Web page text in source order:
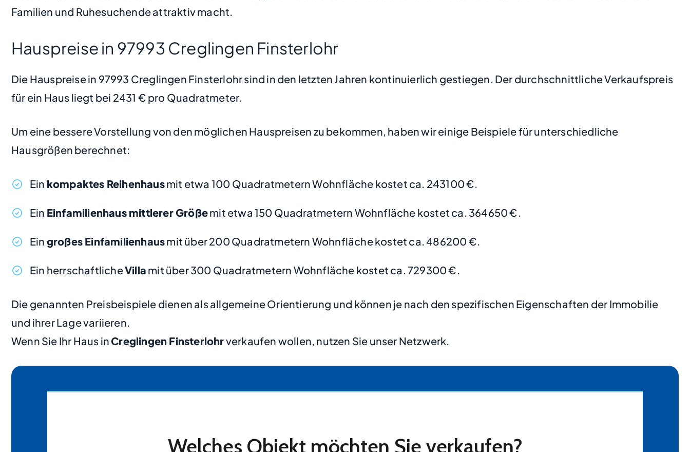
Familien und Ruhesuchende attraktiv macht.
Hauspreise in 97993 Creglingen Finsterlohr
Die Hauspreise in 97993 Creglingen Finsterlohr sind in den letzten Jahren kontinuierlich gestiegen. Der durchschnittliche Verkaufspreis
für ein Haus liegt bei 2431 € pro Quadratmeter.
Um eine bessere Vorstellung von den möglichen Hauspreisen zu bekommen, haben wir einige Beispiele für unterschiedliche
Hausgrößen berechnet:
Ein kompaktes Reihenhausmit etwa 100 Quadratmetern Wohnfläche kostet ca. 243100 €.
Ein Einfamilienhaus mittlerer Größemit etwa 150 Quadratmetern Wohnfläche kostet ca. 364650 €.
Ein großes Einfamilienhausmit über 200 Quadratmetern Wohnfläche kostet ca. 486200 €.
Ein herrschaftlicheVilla mit über 300 Quadratmetern Wohnfläche kostet ca. 729300 €.
Die genannten Preisbeispiele dienen als allgemeine Orientierung und können je nach den spezifischen Eigenschaften der Immobilie
und ihrer Lage variieren.
Wenn Sie Ihr Haus inCreglingen Finsterlohrverkaufen wollen, nutzen Sie unser Netzwerk.